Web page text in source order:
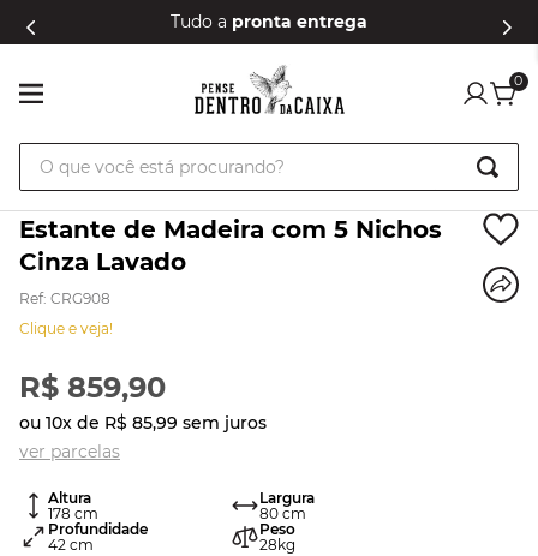
Tudo a pronta entrega
0
O que você está procurando?
Estante de Madeira com 5 Nichos
Cinza Lavado
Ref: CRG908
Clique e veja!
R$ 859,90
ou 10x de R$ 85,99 sem juros
ver parcelas
Altura
178 cm
Largura
80 cm
Profundidade
42 cm
Peso
28 kg